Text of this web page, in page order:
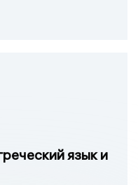
язык и